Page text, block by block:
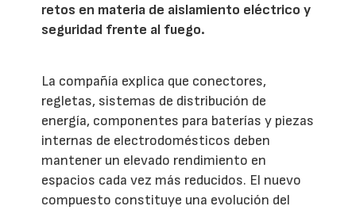
retos en materia de aislamiento eléctrico y
seguridad frente al fuego.
La compañía explica que conectores,
regletas, sistemas de distribución de
energía, componentes para baterías y piezas
internas de electrodomésticos deben
mantener un elevado rendimiento en
espacios cada vez más reducidos. El nuevo
compuesto constituye una evolución del